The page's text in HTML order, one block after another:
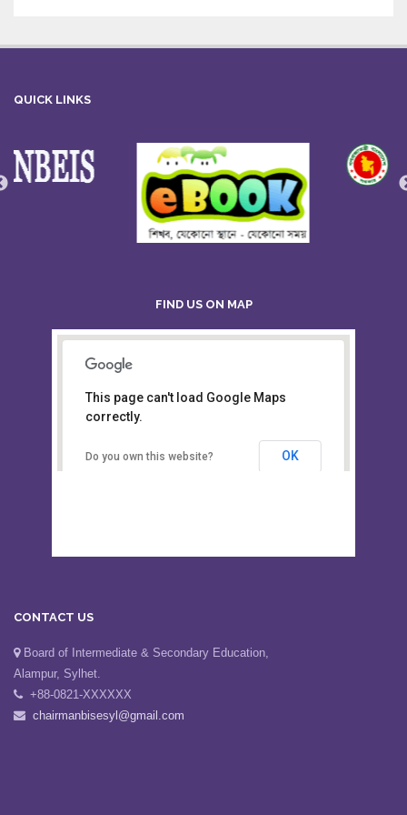
QUICK LINKS
Board of Intermediate &
Secondary Education, Alampur,
Sylhet
This page can't load Google Maps
Board of Intermediate & Secondary Education,
Alampur, Sylhet.
+88-0821-XXXXXX